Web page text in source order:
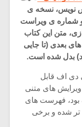
نویس، نسخه ی
و شماره ی ویراست
متن این کتاب
بعدی (تا جایی
بدل شده است.
دی اف قابل
های متنی
مانده بود، فهرست های
تر شده و برخی